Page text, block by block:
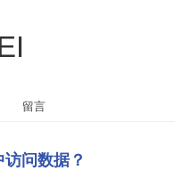
留言
问数据？